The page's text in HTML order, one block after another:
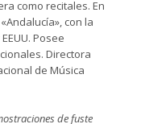
como recitales. En
con la
Posee
Directora
de Música
de fuste